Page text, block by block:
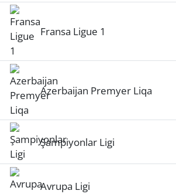
Fransa Ligue 1
Azerbaijan Premyer Liqa
Şampiyonlar Ligi
Avrupa Ligi